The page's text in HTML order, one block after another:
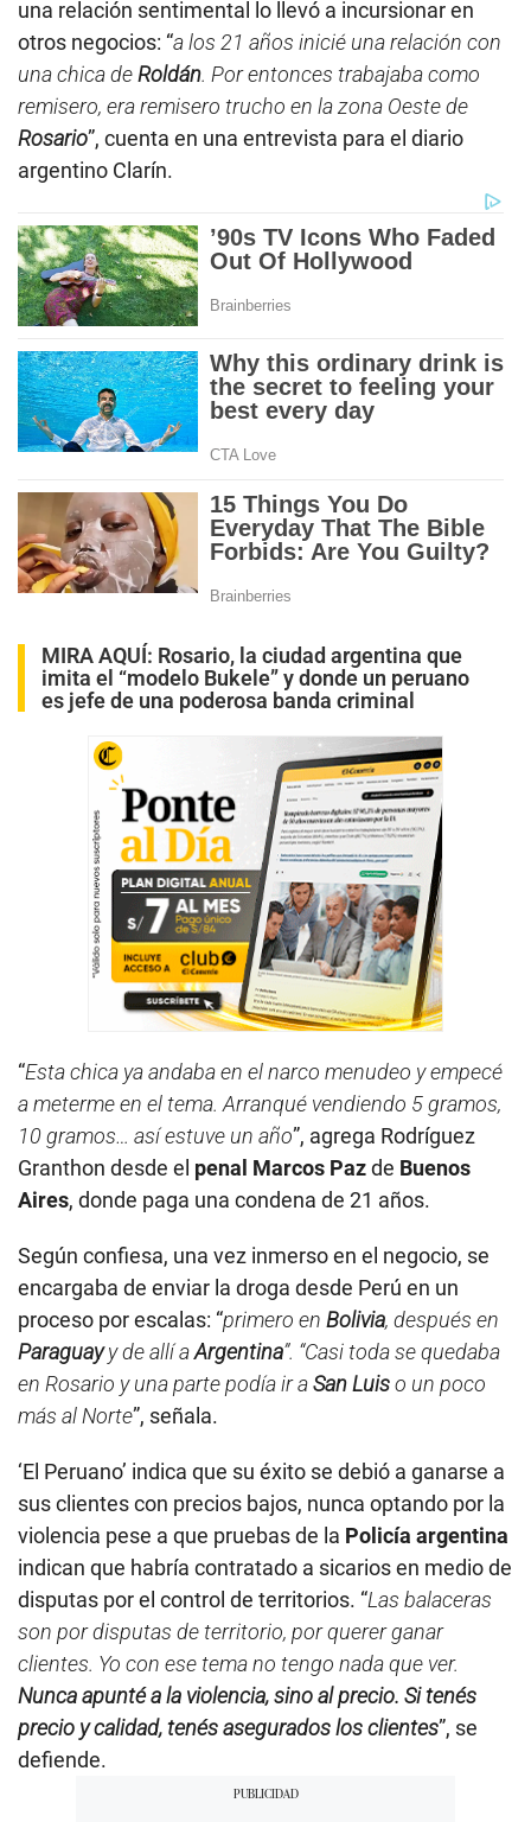
una relación sentimental lo llevó a incursionar en
otros negocios: “a los 21 años inicié una relación con
una chica deRoldán. Por entonces trabajaba como
remisero, era remisero trucho en la zona Oeste de
Rosario”, cuenta en una entrevista para el diario
argentino Clarín.
MIRA AQUÍ: Rosario, la ciudad argentina que
imita el “modelo Bukele” y donde un peruano
es jefe de una poderosa banda criminal
“Esta chica ya andaba en el narco menudeo y empecé
a meterme en el tema. Arranqué vendiendo 5 gramos,
10 gramos… así estuve un año”, agrega Rodríguez
Granthon desde el penal Marcos Pazde Buenos
Aires, donde paga una condena de 21 años.
Según confiesa, una vez inmerso en el negocio, se
encargaba de enviar la droga desde Perú en un
proceso por escalas: “primero en Bolivia, después en
Paraguayy de allí aArgentina”. “Casi toda se quedaba
en Rosario y una parte podía ir aSan Luiso un poco
más al Norte”, señala.
‘El Peruano’ indica que su éxito se debió a ganarse a
sus clientes con precios bajos, nunca optando por la
violencia pese a que pruebas de la Policía argentina
indican que habría contratado a sicarios en medio de
disputas por el control de territorios. “Las balaceras
son por disputas de territorio, por querer ganar
clientes. Yo con ese tema no tengo nada que ver.
Nunca apunté a la violencia, sino al precio. Si tenés
precio y calidad, tenés asegurados los clientes”, se
defiende.